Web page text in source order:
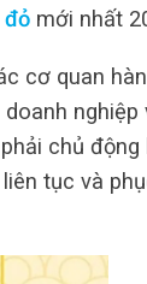
đỏ mới nhất
cơ quan
nghiệp
chủ động
tục và